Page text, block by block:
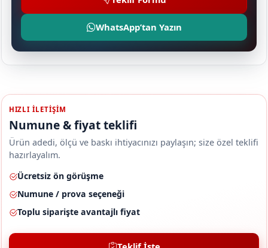
WhatsApp’tan Yazın
HIZLI ILETIŞIM
Numune & fiyat teklifi
Ürün adedi, ölçü ve baskı ihtiyacınızı paylaşın; size özel teklifi
hazırlayalım.
Ücretsiz ön görüşme
Numune / prova seçeneği
Toplu siparişte avantajlı fiyat